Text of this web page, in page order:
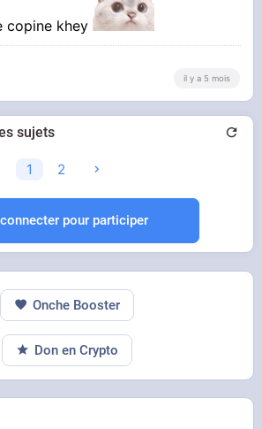
copine khey
il y a 5 mois
sujets
1 2
pour participer
Onche Booster
Don en Crypto